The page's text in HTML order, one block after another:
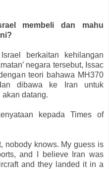
membeli dan mahu
berkaitan kehilangan
negara tersebut, Issac
teori bahawa MH370
dibawa ke Iran untuk
datang.
kepada Times of
nobody knows. My guess is
and I believe Iran was
and they landed it in a